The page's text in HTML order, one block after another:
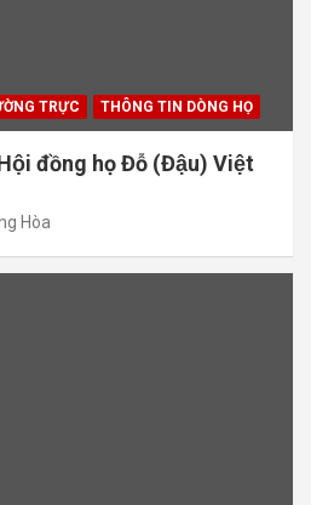
TRỰC THÔNG TIN DÒNG HỌ
đồng họ Đỗ (Đậu) Việt
Hòa